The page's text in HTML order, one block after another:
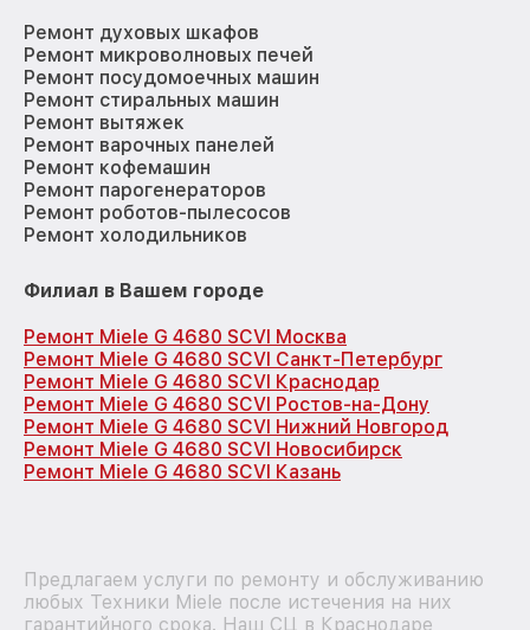
Ремонт духовых шкафов
Ремонт микроволновых печей
Ремонт посудомоечных машин
Ремонт стиральных машин
Ремонт вытяжек
Ремонт варочных панелей
Ремонт кофемашин
Ремонт парогенераторов
Ремонт роботов-пылесосов
Ремонт холодильников
Филиал в Вашем городе
Ремонт Miele G 4680 SCVI Москва
Ремонт Miele G 4680 SCVI Санкт-Петербург
Ремонт Miele G 4680 SCVI Краснодар
Ремонт Miele G 4680 SCVI Ростов-на-Дону
Ремонт Miele G 4680 SCVI Нижний Новгород
Ремонт Miele G 4680 SCVI Новосибирск
Ремонт Miele G 4680 SCVI Казань
Предлагаем услуги по ремонту и обслуживанию
любых Техники Miele после истечения на них
гарантийного срока. Наш СЦ в Краснодаре